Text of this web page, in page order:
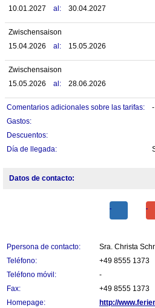
10.01.2027
al: 30.04.2027
Zwischensaison
15.04.2026
al: 15.05.2026
Zwischensaison
15.05.2026
al: 28.06.2026
Comentarios adicionales sobre las tarifas:
-
Gastos:
Descuentos:
Día de llegada:
Datos de contacto:
Ppersona de contacto:
Sra. Christa
Teléfono:
+49 8555 1373
Teléfono móvil:
-
Fax:
+49 8555 1373
Homepage:
http://